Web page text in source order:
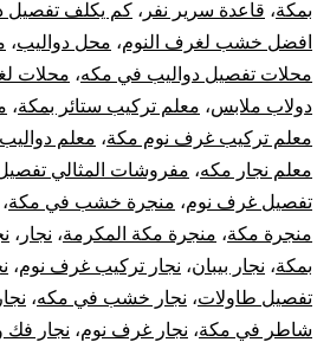
بمكة، قاعدة سرير نفر ، كم يكلف تفصيل
افضل خشب لغرف النوم، محل دواليب،
محلات تفصيل دواليب في مكه، محلات
دولاب ملابس، معلم تركيب ستائر بمكة،
معلم تركيب غرف نوم مكة، معلم
معلم نجار مكه، مفروشات المثالي
تفصيل غرف نوم، منجرة خشب في مكة،
منجرة مكة، منجرة مكة المكرمة، نجار ،
بمكة، نجار بيبان، نجار تركيب غرف نوم،
تفصيل طاولات، نجار خشب في مكه،
شاطر في مكة، نجار غرف نوم، نجار